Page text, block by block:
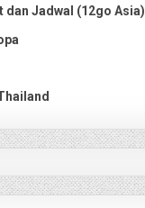
dan Jadwal (12go Asia)